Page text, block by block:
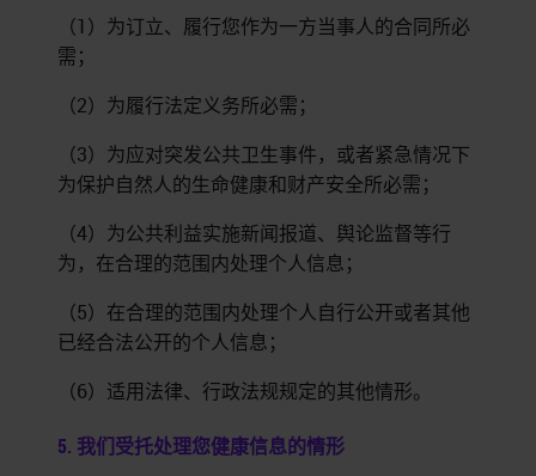
（1）为订立、履行您作为一方当事人的合同所必
需；
（2）为履行法定义务所必需；
（3）为应对突发公共卫生事件，或者紧急情况下
为保护自然人的生命健康和财产安全所必需；
（4）为公共利益实施新闻报道、舆论监督等行
为，在合理的范围内处理个人信息；
（5）在合理的范围内处理个人自行公开或者其他
已经合法公开的个人信息；
（6）适用法律、行政法规规定的其他情形。
5. 我们受托处理您健康信息的情形